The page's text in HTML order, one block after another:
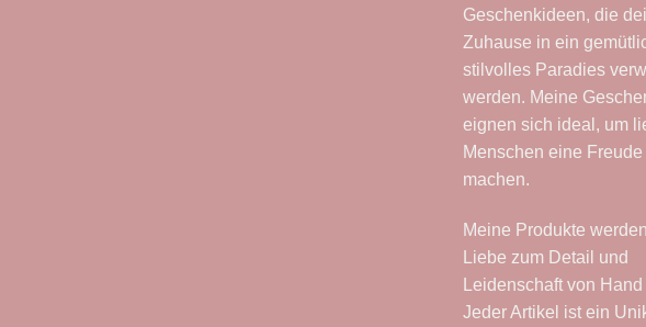
Geschenkideen, die
Zuhause in ein
stilvolles Paradies
werden. Meine
eignen sich ideal, um
Menschen eine Freude
machen.
Meine Produkte
Liebe zum Detail und
Leidenschaft von
Jeder Artikel ist ein